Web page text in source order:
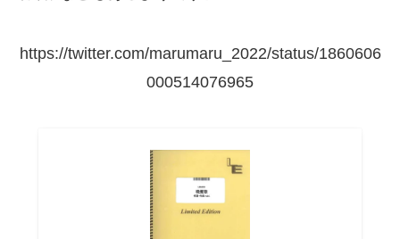
https://twitter.com/marumaru_2022/status/1860606
000514076965